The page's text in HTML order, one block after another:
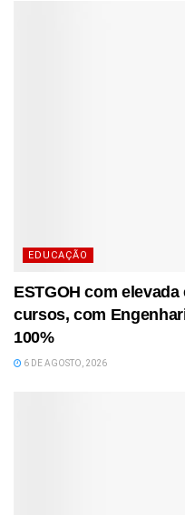
EDUCAÇÃO
ESTGOH com
cursos, com
100%
6 DE AGOSTO, 2026